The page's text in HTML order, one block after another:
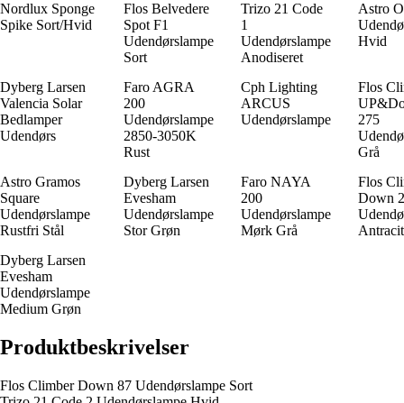
Nordlux Sponge
Spike Sort/Hvid
Flos Belvedere
Spot F1
Udendørslampe
Sort
Trizo 21 Code
1
Udendørslampe
Anodiseret
Astro
Hvid
Dyberg Larsen
Valencia Solar
Bedlamper
Udendørs
Faro AGRA
200
Udendørslampe
2850-3050K
Rust
Cph Lighting
ARCUS
Udendørslampe
Flos
275
Grå
Astro Gramos
Square
Udendørslampe
Rustfri Stål
Dyberg Larsen
Evesham
Udendørslampe
Stor Grøn
Faro NAYA
200
Udendørslampe
Mørk Grå
Flos
Down
Dyberg Larsen
Evesham
Udendørslampe
Medium Grøn
Produktbeskrivelser
Flos Climber Down 87 Udendørslampe Sort